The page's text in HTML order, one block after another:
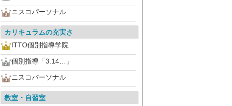
ニスコパーソナル
カリキュラムの充実さ
ITTO個別指導学院
個別指導「3.14…」
ニスコパーソナル
教室・自習室